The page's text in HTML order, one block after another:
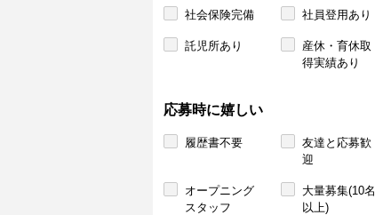
社会保険完備 社員登用あり
託児所あり
産休・育休取
得実績あり
応募時に嬉しい
履歴書不要
友達と応募歓
迎
オープニング
スタッフ
大量募集(10名
以上)